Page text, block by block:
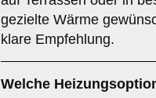
gezielte Wärme
klare Empfehlung.
Welche